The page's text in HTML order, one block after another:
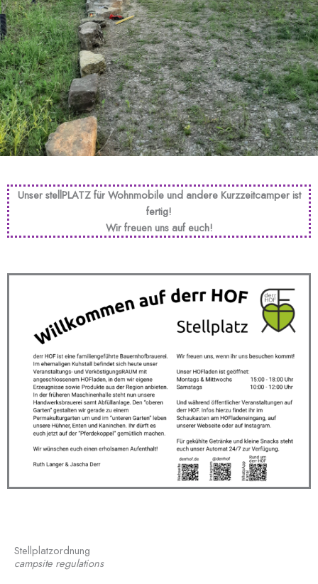
Unser stellPLATZ für Wohnmobile und andere Kurzzeitcamper ist
fertig!
Wir freuen uns auf euch!
Stellplatzordnung
campsite regulations